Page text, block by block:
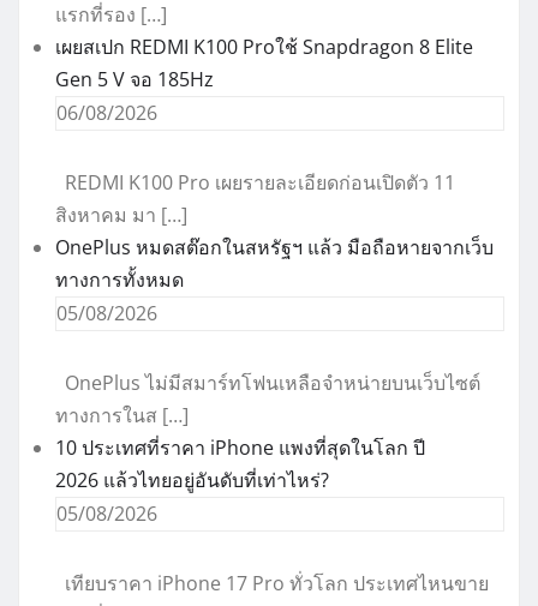
แรกที่รอง […]
เผยสเปก REDMI K100 Proใช้ Snapdragon 8 Elite
Gen 5 V จอ 185Hz
06/08/2026
REDMI K100 Pro เผยรายละเอียดก่อนเปิดตัว 11
สิงหาคม มา […]
OnePlus หมดสต๊อกในสหรัฐฯ แล้ว มือถือหายจากเว็บ
ทางการทั้งหมด
05/08/2026
OnePlus ไม่มีสมาร์ทโฟนเหลือจำหน่ายบนเว็บไซต์
ทางการในส […]
10 ประเทศที่ราคา iPhone แพงที่สุดในโลก ปี
2026 แล้วไทยอยู่อันดับที่เท่าไหร่?
05/08/2026
เทียบราคา iPhone 17 Pro ทั่วโลก ประเทศไหนขาย